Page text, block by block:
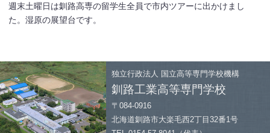
週末土曜日は釧路高専の留学生全員で市内ツアーに出かけまし
た。湿原の展望台です。
独立行政法人 国立高等専門学校機構
釧路工業高等専門学校
〒084-0916
北海道釧路市大楽毛西2丁目32番1号